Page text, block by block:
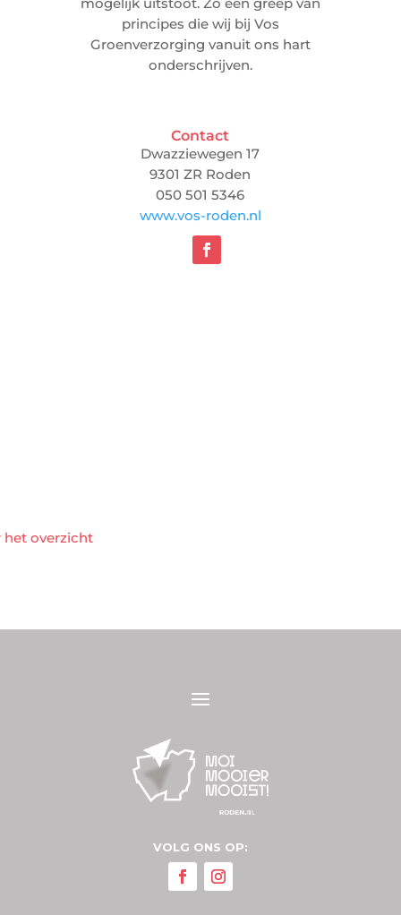
principes die wij bij Vos
Groenverzorging vanuit ons hart
onderschrijven.
Contact
Dwazziewegen 17
9301 ZR Roden
050 501 5346
www.vos-roden.nl
het overzicht
VOLG ONS OP: